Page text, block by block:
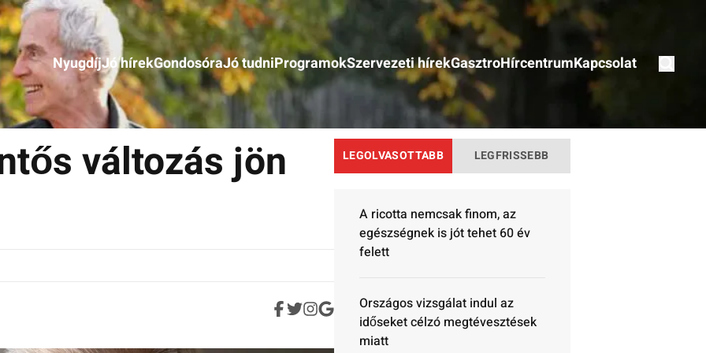
NyugdíjJó hírekGondosóraJó tudniProgramokSzervezeti hírekGasztroHírcentrumKapcsolat
változás jön
LEGOLVASOTTABB LEGFRISSEBB
A ricotta nemcsak finom, az
egészségnek is jót tehet 60 év
felett
Országos vizsgálat indul az
időseket célzó megtévesztések
miatt